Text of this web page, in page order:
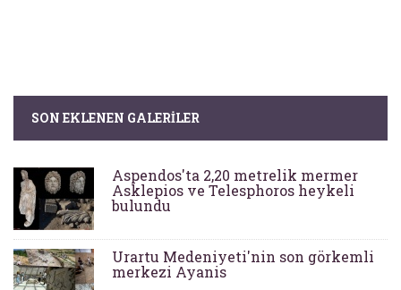
SON EKLENEN GALERILER
Aspendos'ta 2,20 metrelik mermer
Asklepios ve Telesphoros heykeli
bulundu
Urartu Medeniyeti'nin son görkemli
merkezi Ayanis